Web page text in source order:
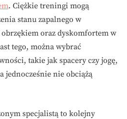
. Ciężkie treningi mogą
stanu zapalnego w
oraz dyskomfortem w
tego, można wybrać
takie jak spacery czy jogę,
jednocześnie nie obciążą
specjalistą to kolejny